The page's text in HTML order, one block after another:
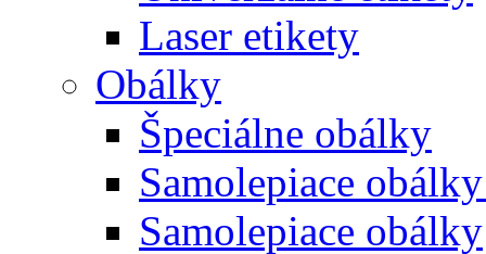
Laser etikety
Obálky
Špeciálne obálky
Samolepiace
Samolepiace obálky